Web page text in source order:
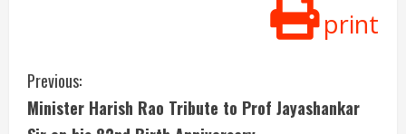
print
C
o
Previous:
Minister Harish Rao Tribute to Prof Jayashankar